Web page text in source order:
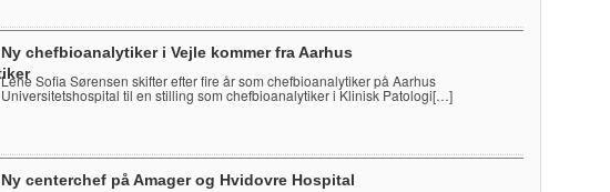
Ny chefbioanalytiker i Vejle kommer fra Aarhus
Lene Sofia Sørensen skifter efter fire år som chefbioanalytiker på Aarhus
Universitetshospital til en stilling som chefbioanalytiker i Klinisk Patologi[…]
Ny centerchef på Amager og Hvidovre Hospital